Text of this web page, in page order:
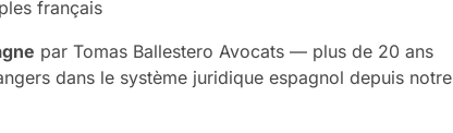
par Tomas Ballestero Avocats — plus de 20 ans
dans le système juridique espagnol depuis notre